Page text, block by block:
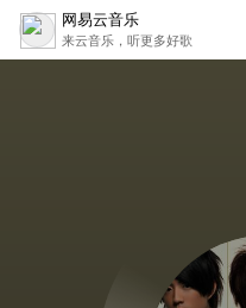
网易云音乐
来云音乐，听更多好歌